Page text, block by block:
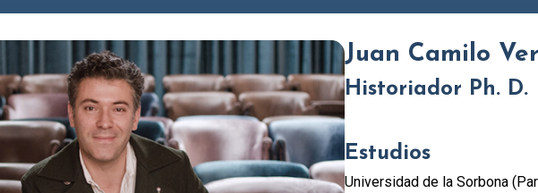
Juan Camilo
Historiador Ph. D.
Estudios
Universidad de la Sorbona